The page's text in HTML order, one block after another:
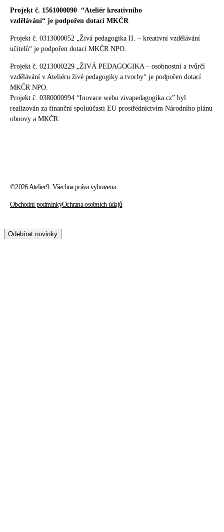
m
Projekt č. 1561000090 “Ateliér kreativního
vzdělávání“ je podpořen dotací MKČR
Projekt č. 0313000052 „Živá pedagogika II. – kreativní vzdělávání
učitelů“ je podpořen dotací MKČR NPO.
Projekt č. 0213000229 „ŽIVÁ PEDAGOGIKA – osobnostní a tvůrčí
vzdělávání v Ateliéru živé pedagogiky a tvorby“ je podpořen dotací
MKČR NPO.
Projekt č. 0380000994 “Inovace webu zivapedagogika.cz” byl
realizován za finanční spoluúčasti EU prostřednictvím Národního plánu
obnovy a MKČR.
©2026 Atelier9. Všechna práva vyhrazena.
Obchodní podmínkyOchrana osobních údajů
Odebírat novinky